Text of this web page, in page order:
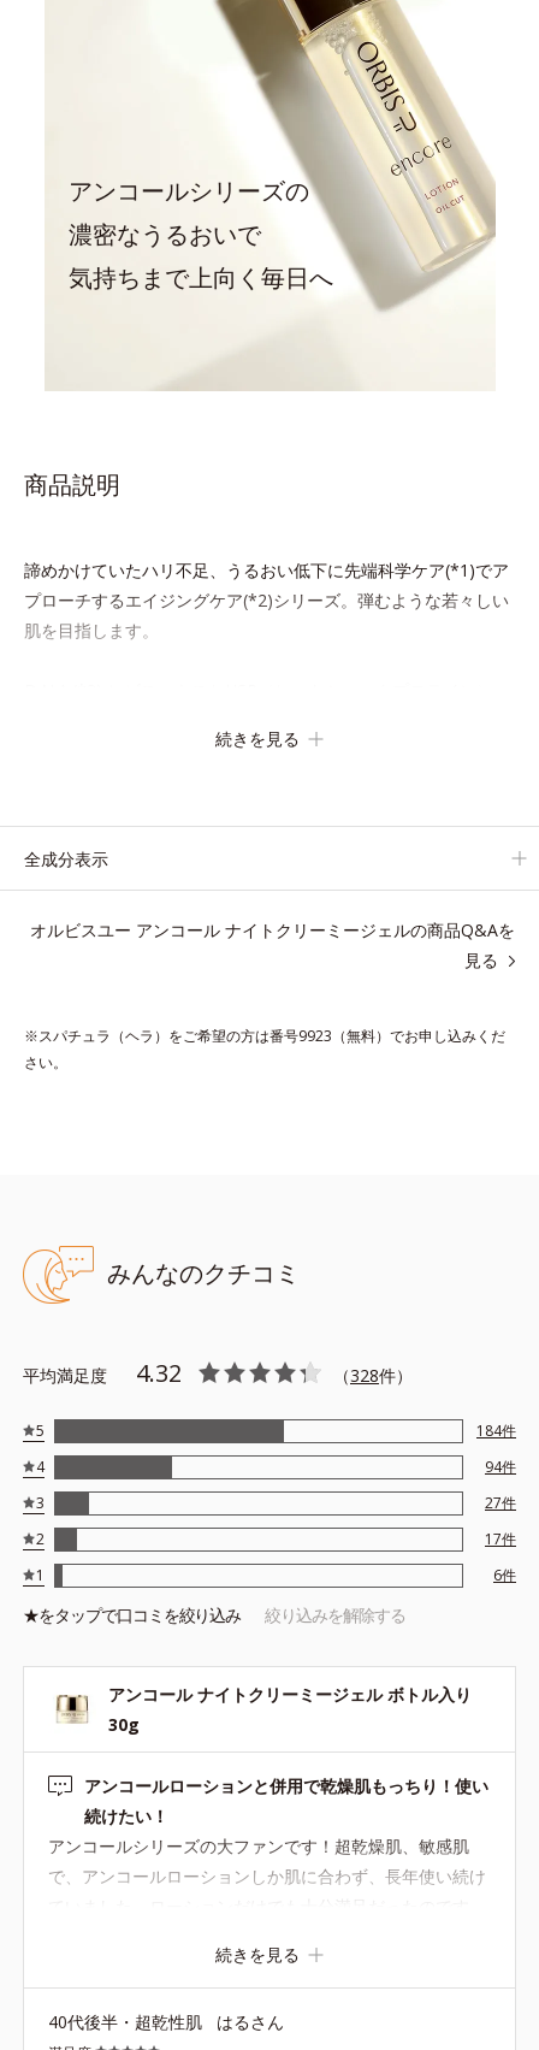
アンコールシリーズの
濃密なうるおいで
気持ちまで上向く毎日へ
商品説明
諦めかけていたハリ不足、うるおい低下に先端科学ケア(*1)でア
プローチするエイジングケア(*2)シリーズ。弾むような若々しい
肌を目指します。
つれハリ不足、うるおい低下を感じやすい部位に働きかけ、ハリ
ワテロイル）を配合することにより、水でも油でも実現できなか
の両立に成功。
ごわつく年齢肌を柔肌に整え、未体験の肌感触を叶えます。
*2 年齢に応じたお手入れ
【Step3 夜用保湿】アンコール ナイトクリーミー
寝ている間に、ボリュームアップコンプレックスが日中ダメージ
を受けた乾燥した肌にうるおいとハリを与え、キレイを底上げす
る夜用保湿液です。
濃厚なのにベタつかないリッチなジェルが年齢肌の乾燥をケア。
朝、見違えるようなハリ感に。
使用目安：小豆１～２粒程
※夜のスキンケアの際にご使用ください。
ス、Ｄ.Ｎ.Ａ.ヒビスエキス配合＝保湿成分●イーブンワテロイル配合
＝やわらかな肌へ整える保湿成分●ボリュームアップコンプレックス
（リンゴ幹細胞エキス・低分子ヒアルロン酸）、エラスチン配合＝
続きを見る
全成分表示
オルビスユー アンコール ナイトクリーミージェルの商品Q&Aを
見る
※スパチュラ（ヘラ）をご希望の方は番号9923（無料）でお申し込みくだ
さい。
みんなのクチコミ
平均満足度 4.32 （328件）
5 184件
4
94件
3
27件
2
17件
1
6件
★をタップで口コミを絞り込み 絞り込みを解除する
アンコール ナイトクリーミージェル ボトル入り
30g
アンコールローションと併用で乾燥肌もっちり！使い
続けたい！
アンコールシリーズの大ファンです！超乾燥肌、敏感肌
で、アンコールローションしか肌に合わず、長年使い続け
ェルを併用したら、ますます潤うようになり、口の周りの
乾燥感は全く気にならず、もちもちになりました。こちら
の商品は、アンコールローションとの併用を強くおすすめ
続きを見る
40代後半・超乾性肌 はるさん